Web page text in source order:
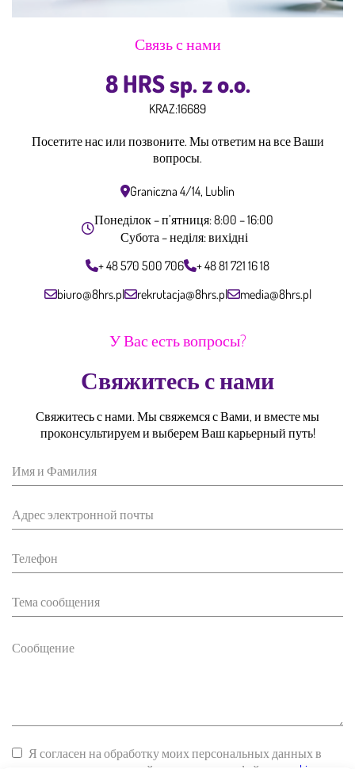
Связь с нами
8 HRS sp. z o.o.
KRAZ:16689
Посетите нас или позвоните. Мы ответим на все Ваши
вопросы.
Graniczna 4/14, Lublin
Понеділок – п’ятниця: 8:00 – 16:00
Субота – неділя: вихідні
+ 48 570 500 706
+ 48 81 721 16 18
biuro@8hrs.pl
rekrutacja@8hrs.pl media@8hrs.pl
У Вас есть вопросы?
Свяжитесь с нами
Свяжитесь с нами. Мы свяжемся с Вами, и вместе мы
проконсультируем и выберем Ваш карьерный путь!
Я согласен на обработку моих персональных данных в